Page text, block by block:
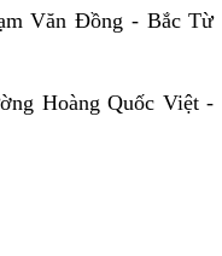
Văn Đồng - Bắc Từ
Hoàng Quốc Việt -